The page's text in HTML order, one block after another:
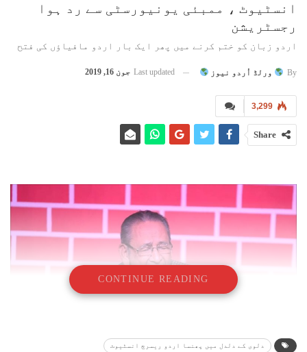
انسٹیوٹ ، ممبئی یونیورسٹی سے رد ہوا
رجسٹریشن
اردو زبان کو ختم کرنے میں پھر ایک بار اردو مافیاؤں کی فتح
By ورلڈ اُردو نیوز Last updated جون 16, 2019
3,299
Share
CONTINUE READING
دلوی کے دلدل میں پھنسا اردو ریسرچ انسٹیوٹ